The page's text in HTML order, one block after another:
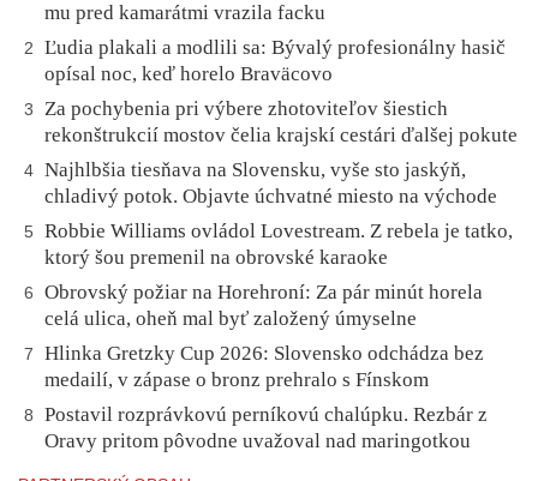
mu pred kamarátmi vrazila facku
2
Ľudia plakali a modlili sa: Bývalý profesionálny hasič
opísal noc, keď horelo Braväcovo
3
Za pochybenia pri výbere zhotoviteľov šiestich
rekonštrukcií mostov čelia krajskí cestári ďalšej pokute
4 Najhlbšia tiesňava na Slovensku, vyše sto jaskýň,
chladivý potok. Objavte úchvatné miesto na východe
5
Robbie Williams ovládol Lovestream. Z rebela je tatko,
ktorý šou premenil na obrovské karaoke
6
Obrovský požiar na Horehroní: Za pár minút horela
celá ulica, oheň mal byť založený úmyselne
7
Hlinka Gretzky Cup 2026: Slovensko odchádza bez
medailí, v zápase o bronz prehralo s Fínskom
8
Postavil rozprávkovú perníkovú chalúpku. Rezbár z
Oravy pritom pôvodne uvažoval nad maringotkou